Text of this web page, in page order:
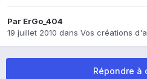
Par ErGo_404
19 juillet 2010 dans Vos créations
Répondre à